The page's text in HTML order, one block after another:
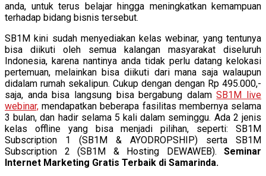
anda, untuk terus belajar hingga meningkatkan kemampuan
terhadap bidang bisnis tersebut.
SB1M kini sudah menyediakan kelas webinar, yang tentunya
bisa diikuti oleh semua kalangan masyarakat diseluruh
Indonesia, karena nantinya anda tidak perlu datang kelokasi
pertemuan, melainkan bisa diikuti dari mana saja walaupun
didalam rumah sekalipun. Cukup dengan dengan Rp 495.000,-
saja, anda bisa langsung bisa bergabung dalamSB1M live
webinar, mendapatkan beberapa fasilitas membernya selama
3 bulan, dan hadir selama 5 kali dalam seminggu. Ada 2 jenis
kelas offline yang bisa menjadi pilihan, seperti: SB1M
Subscription 1 (SB1M & AYODROPSHIP) serta SB1M
Subscription 2 (SB1M & Hosting DEWAWEB). Seminar
Internet Marketing Gratis Terbaik di Samarinda.